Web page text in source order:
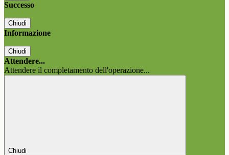
Successo
Chiudi
Informazione
Chiudi
Attendere...
Attendere il completamento dell'operazione...
Chiudi